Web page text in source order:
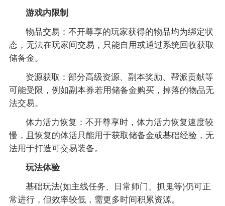
游戏内限制
物品交易：不开尊享的玩家获得的物品均为绑定状
态，无法在玩家间交易，只能自用或通过系统回收获取
储备金。
资源获取：部分高级资源、副本奖励、帮派贡献等
可能受限，例如副本券若用储备金购买，掉落的物品无
法交易。
体力活力恢复：不开尊享时，体力活力恢复速度较
慢，且恢复的体活只能用于获取储备金或基础经验，无
法用于打造可交易装备。
玩法体验
基础玩法(如主线任务、日常师门、抓鬼等)仍可正
常进行，但效率较低，需更多时间积累资源。